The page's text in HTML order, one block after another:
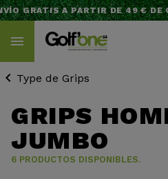
GRATIS A PARTIR DE 49 € DE
Type de Grips
GRIPS
JUMBO
6 PRODUCTOS DISPONIBLES.